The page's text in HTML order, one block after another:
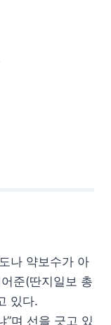
나 약보수가 아
준(딴지일보 총
있다.
”며 선을 긋고 있